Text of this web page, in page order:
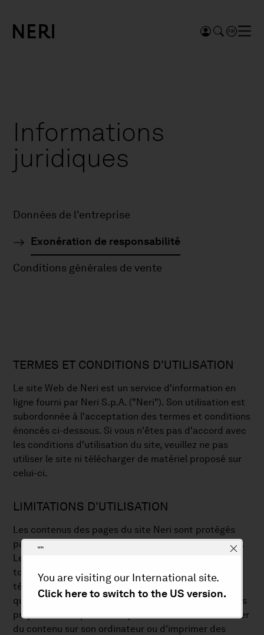
Informations
juridiques
Données de l'entreprise
Exonération de responsabilité
Conditions générales de vente
TERMES ET CONDITIONS D'UTILISATION
Le site Web de Neri est un service d'information en
ligne fourni par Neri S.p.A. ("Neri"). Son utilisation est
subordonnée à l'acceptation des termes et conditions
énoncés ci-dessous. Si vous n'êtes pas d'accord avec
les conditions d'utilisation du site, veuillez ne pas
utiliser le site ni télécharger de matériel proposé sur
celui-ci.
LIMITATIONS D'UTILISATION
Les contenus des pages du site Neri sont protégés
par des droits d'auteur. Tous les droits sont réservés.
Le contenu des pages du site de Neri ne peut, ni en
totalité ni en partie, être copié, reproduit, transféré,
téléchargé, publié ou distribué de quelque manière
que ce soit sans l'accord écrit préalable de Neri, sans
préjudice de la possibilité pour l'utilisateur de stocker
du contenu sur son ordinateur ou d'imprimer des
You are visiting our International site.
Click here to switch to the US version.